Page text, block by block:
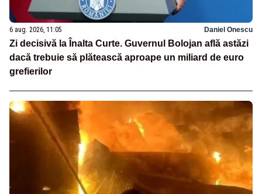
6 aug. 2026, 11:05 Daniel Onescu
Zi decisivă la Înalta Curte. Guvernul Bolojan află astăzi
dacă trebuie să plătească aproape un miliard de euro
grefierilor